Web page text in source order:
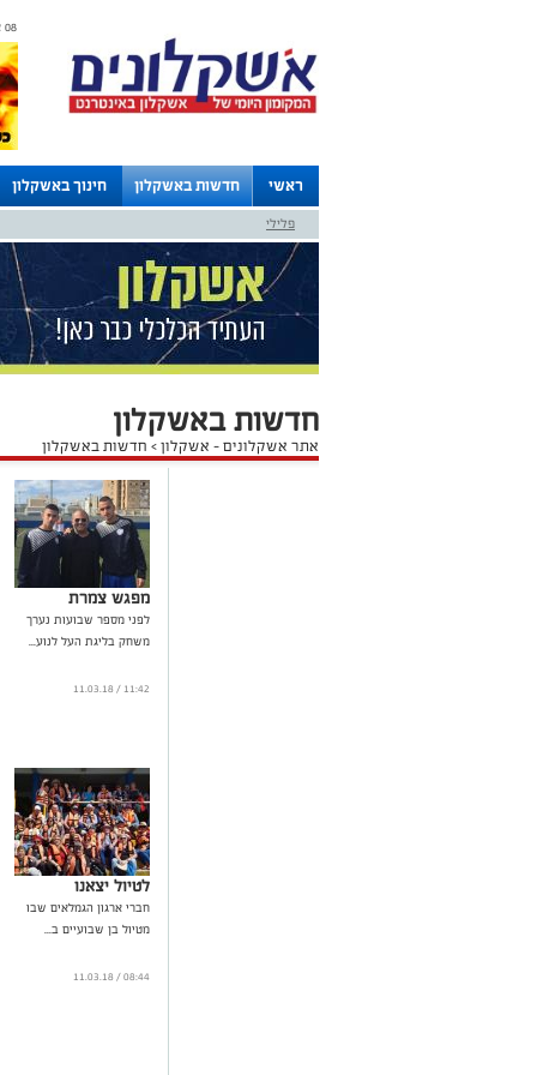
08 אוגוסט 2026 / 06:48
ראשי חדשות באשקלון חינוך באשקלון
לוחות
פלילי
חדשות באשקלון
אתר אשקלונים - אשקלון> חדשות באשקלון
מפגש צמרת
לפני מספר שבועות נערך
משחק בליגת העל לנוע...
11:42 / 11.03.18
לטיול יצאנו
חברי ארגון הגמלאים שבו
מטיול בן שבועיים ב...
08:44 / 11.03.18